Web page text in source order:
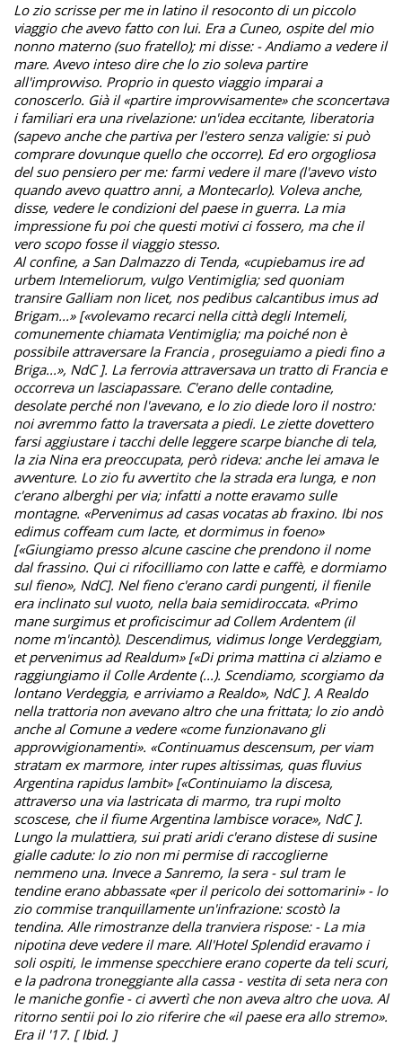
Lo zio scrisse per me in latino il resoconto di un piccolo
viaggio che avevo fatto con lui. Era a Cuneo, ospite del mio
nonno materno (suo fratello); mi disse: - Andiamo a vedere il
mare. Avevo inteso dire che lo zio soleva partire
all'improvviso. Proprio in questo viaggio imparai a
conoscerlo. Già il «partire improvvisamente» che sconcertava
i familiari era una rivelazione: un'idea eccitante, liberatoria
(sapevo anche che partiva per l'estero senza valigie: si può
comprare dovunque quello che occorre). Ed ero orgogliosa
del suo pensiero per me: farmi vedere il mare (l'avevo visto
quando avevo quattro anni, a Montecarlo). Voleva anche,
disse, vedere le condizioni del paese in guerra. La mia
impressione fu poi che questi motivi ci fossero, ma che il
vero scopo fosse il viaggio stesso.
Al confine, a San Dalmazzo di Tenda, «cupiebamus ire ad
urbem Intemeliorum, vulgo Ventimiglia; sed quoniam
transire Galliam non licet, nos pedibus calcantibus imus ad
Brigam...» [«volevamo recarci nella città degli Intemeli,
comunemente chiamata Ventimiglia; ma poiché non è
possibile attraversare la Francia , proseguiamo a piedi fino a
Briga...», NdC ]. La ferrovia attraversava un tratto di Francia e
occorreva un lasciapassare. C'erano delle contadine,
desolate perché non l'avevano, e lo zio diede loro il nostro:
noi avremmo fatto la traversata a piedi. Le ziette dovettero
farsi aggiustare i tacchi delle leggere scarpe bianche di tela,
la zia Nina era preoccupata, però rideva: anche lei amava le
avventure. Lo zio fu avvertito che la strada era lunga, e non
c'erano alberghi per via; infatti a notte eravamo sulle
montagne. «Pervenimus ad casas vocatas ab fraxino. Ibi nos
edimus coffeam cum lacte, et dormimus in foeno»
[«Giungiamo presso alcune cascine che prendono il nome
dal frassino. Qui ci rifocilliamo con latte e caffè, e dormiamo
sul fieno», NdC]. Nel fieno c'erano cardi pungenti, il fienile
era inclinato sul vuoto, nella baia semidiroccata. «Primo
mane surgimus et proficiscimur ad Collem Ardentem (il
nome m'incantò). Descendimus, vidimus longe Verdeggiam,
et pervenimus ad Realdum» [«Di prima mattina ci alziamo e
raggiungiamo il Colle Ardente (...). Scendiamo, scorgiamo da
lontano Verdeggia, e arriviamo a Realdo», NdC ]. A Realdo
nella trattoria non avevano altro che una frittata; lo zio andò
anche al Comune a vedere «come funzionavano gli
approvvigionamenti». «Continuamus descensum, per viam
stratam ex marmore, inter rupes altissimas, quas fluvius
Argentina rapidus lambit» [«Continuiamo la discesa,
attraverso una via lastricata di marmo, tra rupi molto
scoscese, che il fiume Argentina lambisce vorace», NdC ].
Lungo la mulattiera, sui prati aridi c'erano distese di susine
gialle cadute: lo zio non mi permise di raccoglierne
nemmeno una. Invece a Sanremo, la sera - sul tram le
tendine erano abbassate «per il pericolo dei sottomarini» - lo
zio commise tranquillamente un'infrazione: scostò la
tendina. Alle rimostranze della tranviera rispose: - La mia
nipotina deve vedere il mare. All'Hotel Splendid eravamo i
soli ospiti, le immense specchiere erano coperte da teli scuri,
e la padrona troneggiante alla cassa - vestita di seta nera con
le maniche gonfie - ci avvertì che non aveva altro che uova. Al
ritorno sentii poi lo zio riferire che «il paese era allo stremo».
Era il '17. [ Ibid. ]